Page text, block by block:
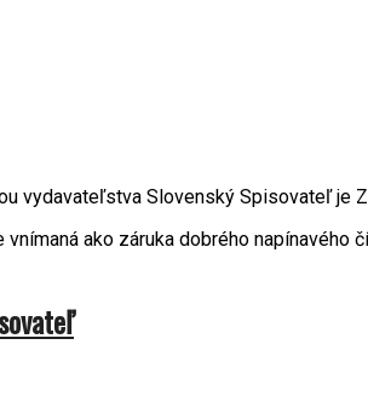
vydavateľstva Slovenský Spisovateľ je
ako záruka dobrého napínavého